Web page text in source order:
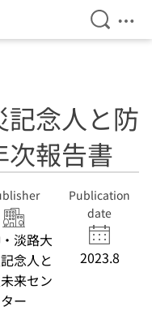
Open
念人と防
次報告書
淡路大
念人と
来セン
ター
Publication
date
2023.8